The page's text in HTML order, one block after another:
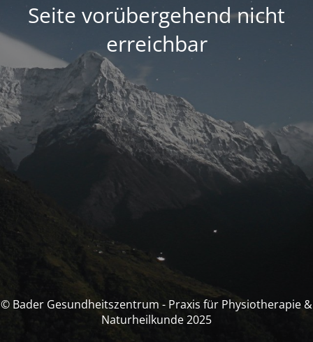
Seite vorübergehend nicht
erreichbar
© Bader Gesundheitszentrum - Praxis für Physiotherapie &
Naturheilkunde 2025